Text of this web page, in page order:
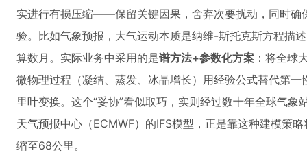
实进行有损压缩——保留关键因果，舍弃次要扰动，同时确
验。比如气象预报，大气运动本质是纳维-斯托克斯方程描
算数月。实际业务中采用的是谱方法+参数化方案 ：将全球
微物理过程（凝结、蒸发、冰晶增长）用经验公式替代第
里叶变换。这个“妥协”看似取巧，实则经过数十年全球气
天气预报中心（ECMWF）的IFS模型，正是靠这种建模策
缩至68公里。